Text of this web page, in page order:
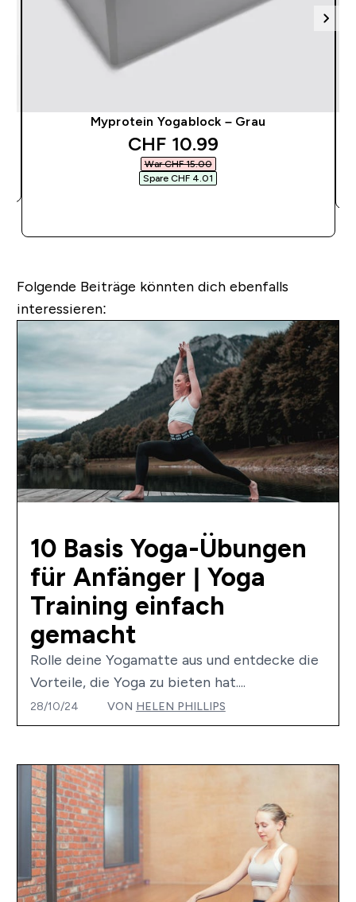
Myprotein Yogablock – Grau
discounted price
CHF 10.99‎
War CHF 15.00‎
Spare CHF 4.01‎
Folgende Beiträge könnten dich ebenfalls
interessieren:
10 Basis Yoga-Übungen
für Anfänger | Yoga
Training einfach
gemacht
Rolle deine Yogamatte aus und entdecke die
Vorteile, die Yoga zu bieten hat....
28/10/24 VON HELEN PHILLIPS